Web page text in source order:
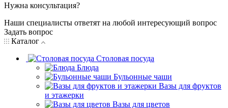
Нужна консультация?
Наши специалисты ответят на любой интересующий вопрос
Задать вопрос
Каталог
Столовая посуда
Блюда
Бульонные чаши
Вазы для фруктов
и этажерки
Вазы для цветов